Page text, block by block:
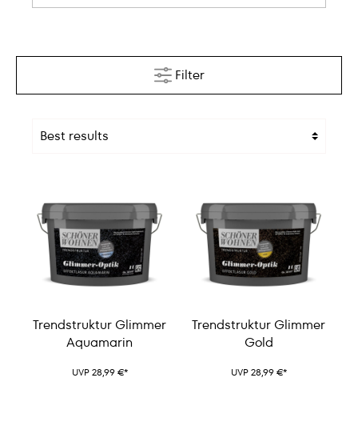
Filter
Trendstruktur Glimmer
Aquamarin
UVP 28,99 €*
Trendstruktur Glimmer
Gold
UVP 28,99 €*